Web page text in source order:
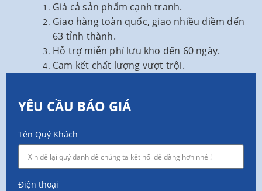
Giá cả sản phẩm cạnh tranh.
Giao hàng toàn quốc, giao nhiều điềm đến
63 tỉnh thành.
Hỗ trợ miễn phí lưu kho đến 60 ngày.
Cam kết chất lượng vượt trội.
YÊU CẦU BÁO GIÁ
Tên Quý Khách
Điện thoại